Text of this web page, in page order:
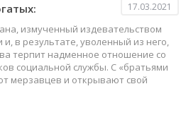
17.03.2021
измученный издевательством
в результате, уволенный из него,
терпит надменное отношение со
социальной службы. С «братьями
мерзавцев и открывают свой